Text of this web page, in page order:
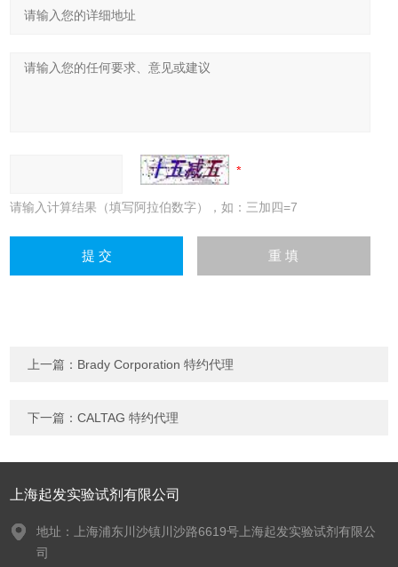
请输入计算结果（填写阿拉伯数字），如：三加四=7
上一篇： Brady Corporation 特约代理
下一篇：CALTAG 特约代理
上海起发实验试剂有限公司
地址：上海浦东川沙镇川沙路6619号上海起发实验试剂有限公
司